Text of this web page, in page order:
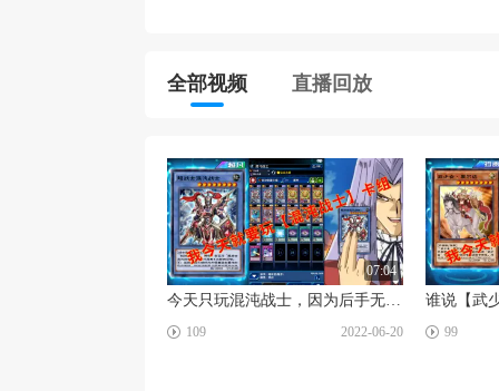
全部视频 直播回放
☑
07:04
今天只玩混沌战士，因为后手无敌呀
109 2022-06-20
☑
99